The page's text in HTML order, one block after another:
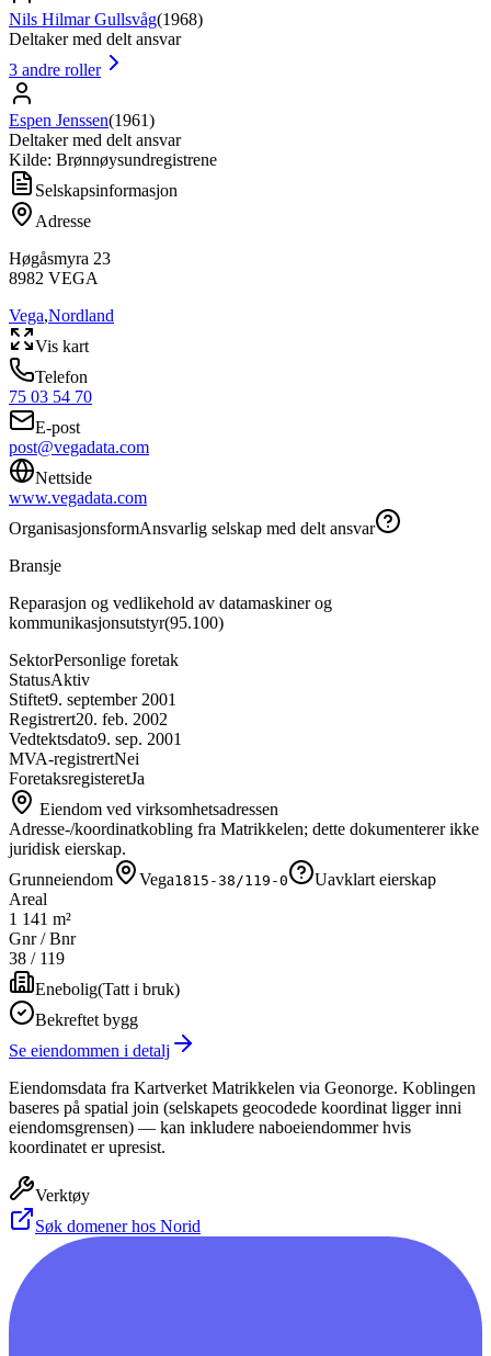
Nils Hilmar Gullsvåg(1968)
Deltaker med delt ansvar
3 andre roller
Espen Jenssen(1961)
Deltaker med delt ansvar
Kilde: Brønnøysundregistrene
Selskapsinformasjon
Adresse
Høgåsmyra 23
8982 VEGA
Vega,Nordland
Vis kart
Telefon
75 03 54 70
E-post
post@vegadata.com
Nettside
www.vegadata.com
OrganisasjonsformAnsvarlig selskap med delt ansvar
Bransje
Reparasjon og vedlikehold av datamaskiner og
kommunikasjonsutstyr(95.100)
SektorPersonlige foretak
StatusAktiv
Stiftet9. september 2001
Registrert20. feb. 2002
Vedtektsdato9. sep. 2001
MVA-registrertNei
ForetaksregisteretJa
Eiendom ved virksomhetsadressen
Adresse-/koordinatkobling fra Matrikkelen; dette dokumenterer ikke
juridisk eierskap.
Grunneiendom
Vega1815-38/119-0
Uavklart eierskap
Areal
1 141 m²
Gnr / Bnr
38 / 119
Enebolig(Tatt i bruk)
Bekreftet bygg
Se eiendommen i detalj
Eiendomsdata fra Kartverket Matrikkelen via Geonorge. Koblingen
baseres på spatial join (selskapets geocodede koordinat ligger inni
eiendomsgrensen) — kan inkludere naboeiendommer hvis
koordinatet er upresist.
Verktøy
Søk domener hos Norid